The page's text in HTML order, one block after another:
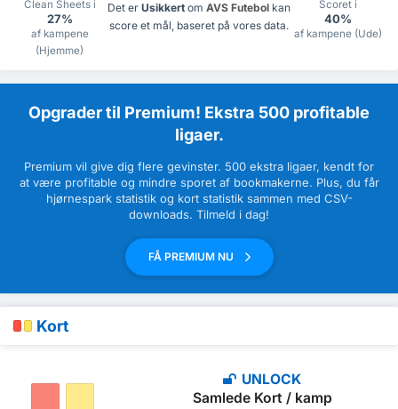
Clean Sheets i
27%
af kampene
(Hjemme)
Det er Usikkert om AVS Futebol kan
score et mål, baseret på vores data.
Scoret i
40%
af kampene (Ude)
Opgrader til Premium! Ekstra 500 profitable
ligaer.
Premium vil give dig flere gevinster. 500 ekstra ligaer, kendt for
at være profitable og mindre sporet af bookmakerne. Plus, du får
hjørnespark statistik og kort statistik sammen med CSV-
downloads. Tilmeld i dag!
FÅ PREMIUM NU
Kort
UNLOCK
Samlede Kort / kamp